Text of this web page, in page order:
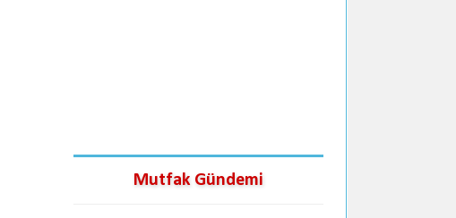
Mutfak Gündemi